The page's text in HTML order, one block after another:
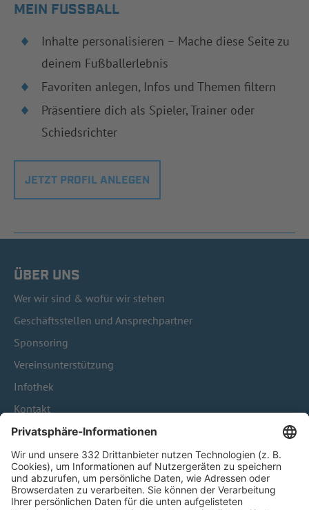
MEIN FUSSBALL
Inhalte personalisieren – Mache diese Seite zu
deinem Fußballerlebnis
Favoriten anlegen, Infos und Themen filtern
Präsentiere dich als Spieler, Trainer oder
Schiedsrichter
JETZT PROFIL ANLEGEN
ÜBER UNS
Wer wir sind & wofür wir stehen
Geschäftsstellen und Ansprechpartner
Sponsoring
Vereinsunterstützung
Infothek
Kontakt
HÄUFIG BESUCHTE SEITEN
Pässe und Vereinswechsel
Trainerausbildung